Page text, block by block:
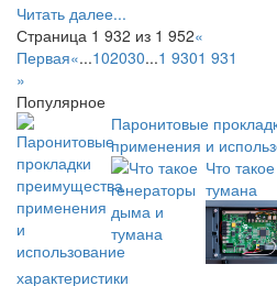
Читать далее...
Страница 1 932 из 1 952«
Первая«...102030...1 9301 931
»
Популярное
Паронитовые
применения и
Что
тумана
характеристики